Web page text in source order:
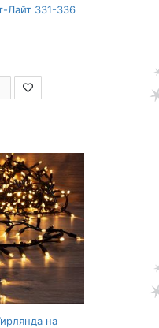
Лайт 331-336
на